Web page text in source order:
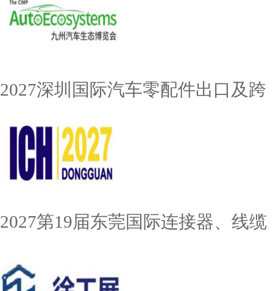
2027深圳国际汽车零配件出口及跨
2027第19届东莞国际连接器、线缆